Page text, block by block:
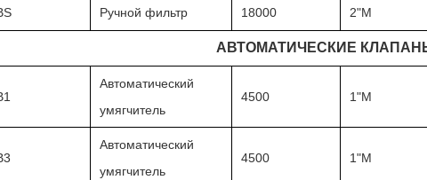
Ручной фильтр 18000 2"M
АВТОМАТИЧЕСКИЕ
Автоматический
умягчитель
4500 1"M
Автоматический
умягчитель
4500 1"M